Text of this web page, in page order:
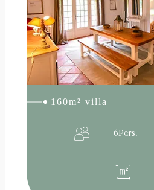
160m² villa
6Pers.